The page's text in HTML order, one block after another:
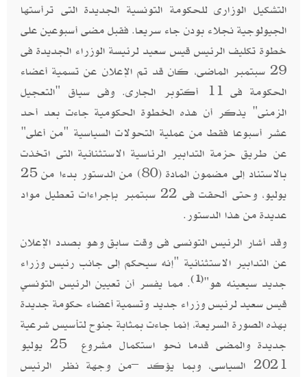
التشكيل الوزارى للحكومة التونسية الجديدة التى ترأستها
الجيولوجية نجلاء بودن جاء سريعا. فقبل مضى أسبوعين على
خطوة تكليف الرئيس قيس سعيد لرئيسة الوزراء الجديدة فى
29 سبتمبر الماضى، كان قد تم الإعلان عن تسمية أعضاء
الحكومة فى 11 أكتوبر الجارى. وفى سياق "التعجيل
الزمنى" يذكر أن هذه الخطوة الحكومية جاءت بعد أحد
عشر أسبوعا فقط من عملية التحولات السياسية "من أعلى"
عن طريق حزمة التدابير الرئاسية الاستثنائية التى اتخذت
بالاستناد إلى مضمون المادة (80) من الدستور بدءا من 25
يوليو، وحتى ألحقت فى 22 سبتمبر بإجراءات تعطيل مواد
عديدة من هذا الدستور.
وقد أشار الرئيس التونسى فى وقت سابق وهو بصدد الإعلان
عن التدابير الاستثنائية "إنه سيحكم إلى جانب رئيس وزراء
جديد سيعينه هو"(1)
. مما يفسر أن تعيين الرئيس التونسي
قيس سعيد لرئيس وزراء جديد وتسمية أعضاء حكومة جديدة
بهذه الصورة السريعة، إنما جاءت بمثابة جنوح لتأسيس شرعية
جديدة والمضى قدما نحو استكمال مشروع 25 يوليو
2021 السياسى، وبما يؤكد –من وجهة نظر الرئيس